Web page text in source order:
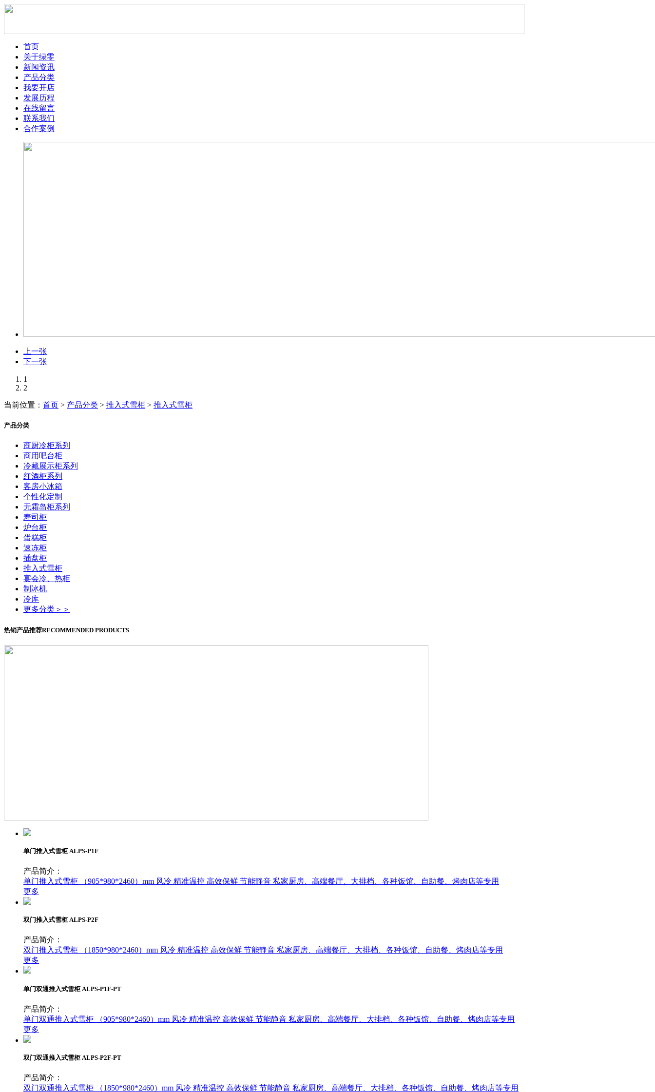
首页
关于绿零
新闻资讯
产品分类
我要开店
发展历程
在线留言
联系我们
合作案例
上一张
下一张
1
2
当前位置： 首页 > 产品分类 > 推入式雪柜 > 推入式雪柜
产品分类
商厨冷柜系列
商用吧台柜
冷藏展示柜系列
红酒柜系列
客房小冰箱
个性化定制
无霜岛柜系列
寿司柜
炉台柜
蛋糕柜
速冻柜
插盘柜
推入式雪柜
宴会冷、热柜
制冰机
冷库
更多分类＞＞
热销产品推荐RECOMMENDED PRODUCTS
单门推入式雪柜 ALPS-P1F
产品简介：
单门推入式雪柜 （905*980*2460）mm 风冷 精准温控 高效保鲜 节能静音 私家厨房、高端餐厅、大排档、各种饭馆、自助餐、烤肉店等专用
更多
双门推入式雪柜 ALPS-P2F
产品简介：
双门推入式雪柜 （1850*980*2460）mm 风冷 精准温控 高效保鲜 节能静音 私家厨房、高端餐厅、大排档、各种饭馆、自助餐、烤肉店等专用
更多
单门双通推入式雪柜 ALPS-P1F-PT
产品简介：
单门双通推入式雪柜 （905*980*2460）mm 风冷 精准温控 高效保鲜 节能静音 私家厨房、高端餐厅、大排档、各种饭馆、自助餐、烤肉店等专用
更多
双门双通推入式雪柜 ALPS-P2F-PT
产品简介：
双门双通推入式雪柜 （1850*980*2460）mm 风冷 精准温控 高效保鲜 节能静音 私家厨房、高端餐厅、大排档、各种饭馆、自助餐、烤肉店等专用